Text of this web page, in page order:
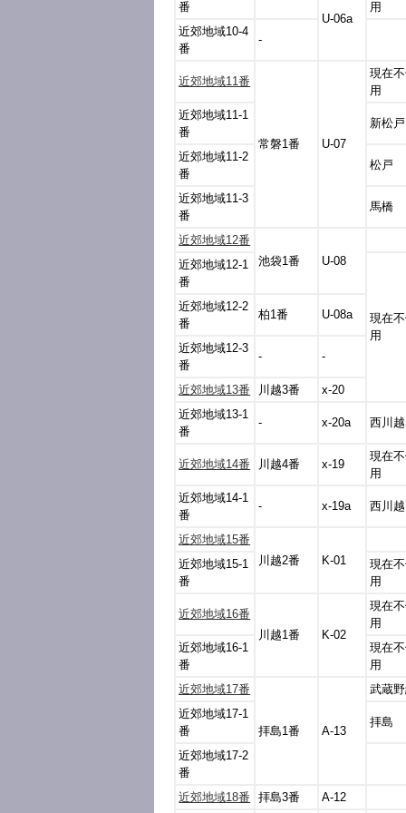
番
U-06a
用
近郊地域10-4
番
-
近郊地域11番
常磐1番 U-07
現在
用
近郊地域11-1
番
新松戸
近郊地域11-2
番
松戸
近郊地域11-3
番
馬橋
近郊地域12番
池袋1番
U-08
近郊地域12-1
番
現在
用
近郊地域12-2
番
柏1番 U-08a
近郊地域12-3
番
- -
近郊地域13番 川越3番
x-20
近郊地域13-1
番
- x-20a 西川越
近郊地域14番 川越4番 x-19
現在
用
近郊地域14-1
番
- x-19a 西川越
近郊地域15番
川越2番
K-01
近郊地域15-1
番
現在
用
近郊地域16番
川越1番
K-02
現在
用
近郊地域16-1
番
現在
用
近郊地域17番
拝島1番 A-13
武蔵
近郊地域17-1
番
拝島
近郊地域17-2
番
近郊地域18番
拝島3番
A-12